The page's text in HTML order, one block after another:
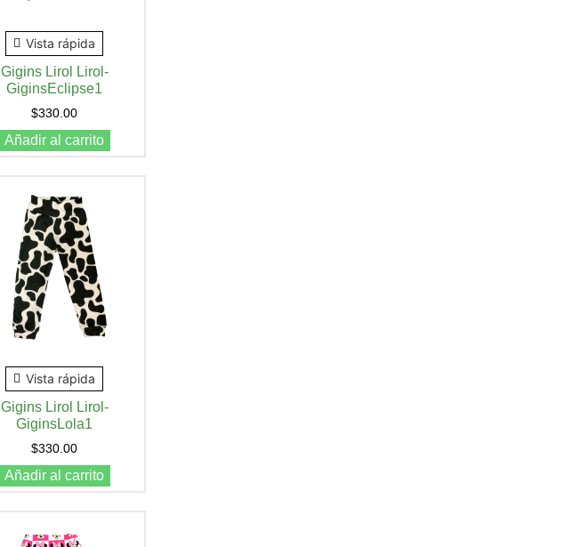
Vista rápida
Gigins Lirol Lirol-
GiginsEclipse1
$330.00
Añadir al carrito
Vista rápida
Gigins Lirol Lirol-
GiginsLola1
$330.00
Añadir al carrito